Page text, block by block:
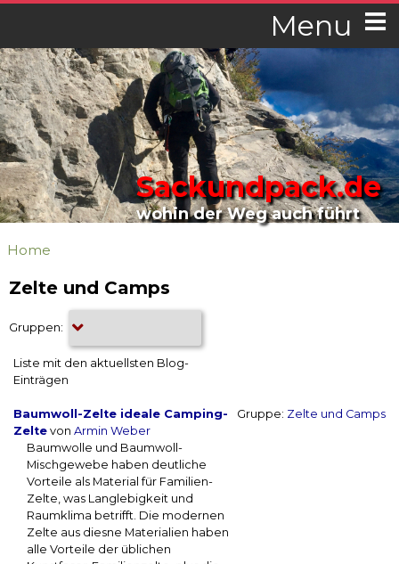
Menu
Sackundpack.de
wohin der Weg auch führt
Home
Zelte und Camps
Gruppen:
Liste mit den aktuellsten Blog-
Einträgen
Baumwoll-Zelte ideale Camping-
Zelte von Armin Weber
Gruppe: Zelte und Camps
Baumwolle und Baumwoll-
Mischgewebe haben deutliche
Vorteile als Material für Familien-
Zelte, was Langlebigkeit und
Raumklima betrifft. Die modernen
Zelte aus diesne Materialien haben
alle Vorteile der üblichen